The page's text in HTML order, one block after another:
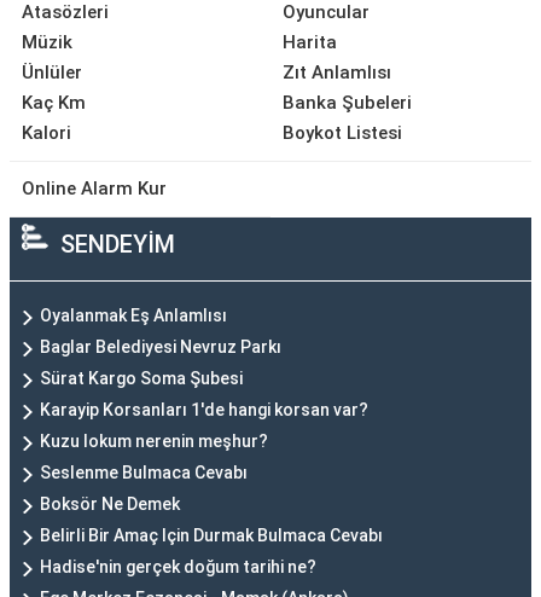
Atasözleri
Müzik
Ünlüler
Kaç Km
Kalori
Oyuncular
Harita
Zıt Anlamlısı
Banka Şubeleri
Boykot Listesi
Online Alarm Kur
SENDEYİM
Oyalanmak Eş Anlamlısı
Baglar Belediyesi Nevruz Parkı
Sürat Kargo Soma Şubesi
Karayip Korsanları 1'de hangi korsan var?
Kuzu lokum nerenin meşhur?
Seslenme Bulmaca Cevabı
Boksör Ne Demek
Belirli Bir Amaç Için Durmak Bulmaca Cevabı
Hadise'nin gerçek doğum tarihi ne?